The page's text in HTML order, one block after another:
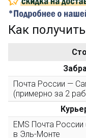
Золотая скидка
персональная
3000 рублей, Вы
повторные заказы
Скидка за обзор
(фото сборки)
Как
Почта России —
(примерно за 2
EMS Почта
в Эль-Монте